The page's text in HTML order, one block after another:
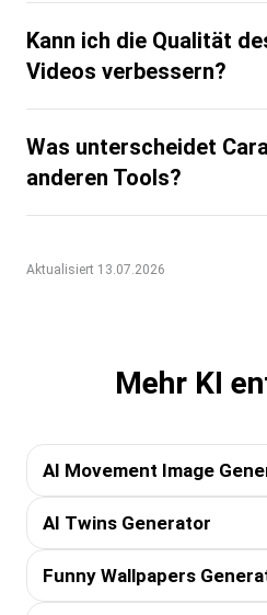
Kann ich die Qualität
Videos verbessern?
Was unterscheidet
anderen Tools?
Aktualisiert 13.07.2026
Mehr KI
AI Movement Image
AI Twins Generator
Funny Wallpapers